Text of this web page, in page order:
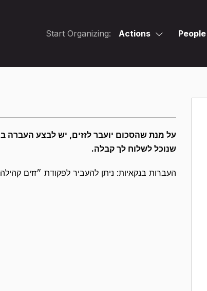
Start Organizing: Actions People
על מנת שהסכום יועבר לזזים, יש לבצע העברה
שנוכל לשלוח לך קבלה.
העברות בנקאיות: ניתן להעביר לפקודת ״זזים קהילה פועלת״, מספר חשבון